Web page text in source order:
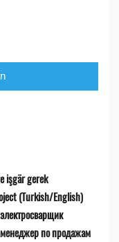
işgär gerek
(Turkish/English)
по продажам